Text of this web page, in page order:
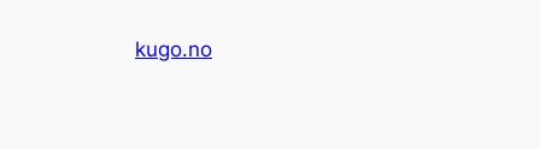
kugo.no